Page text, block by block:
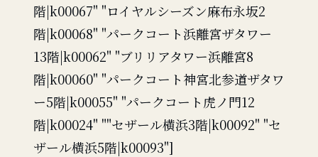
階|k00067" "ロイヤルシーズン麻布永坂2
階|k00068" "パークコート浜離宮ザタワー
13階|k00062" "ブリリアタワー浜離宮8
階|k00060" "パークコート神宮北参道ザタワ
ー5階|k00055" "パークコート虎ノ門12
階|k00024" ""セザール横浜3階|k00092" "セ
ザール横浜5階|k00093"]